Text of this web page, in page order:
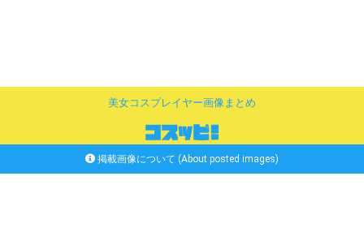
美女コスプレイヤー画像まとめ
掲載画像について (About posted images)